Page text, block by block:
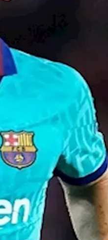
اليوناني، إلى أحد
الإسبانية.
للمستشفى؟
السابق، لـ"عضة كلب" في
خطيرة.
الإسعافات الأولية لعضة
مستذئب؟.. إليك أبرز
لعضة الكلب؟
باستخدام قطعة